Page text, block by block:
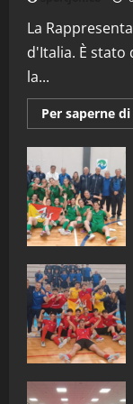
La
d'Italia. È
la...
Per saperne